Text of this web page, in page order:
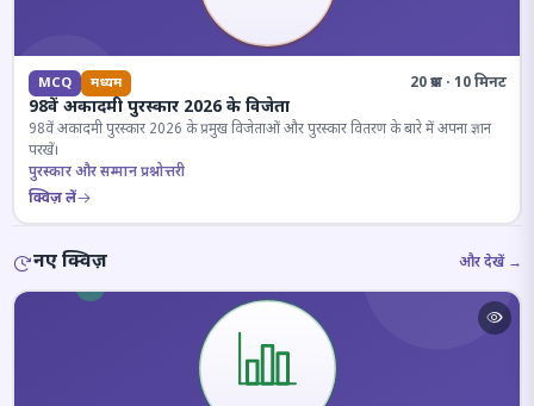
MCQ मध्यम 20 प्रश्न · 10 मिनट
98वें अकादमी पुरस्कार 2026 के विजेता
98वें अकादमी पुरस्कार 2026 के प्रमुख विजेताओं और पुरस्कार वितरण के बारे में अपना ज्ञान
परखें।
पुरस्कार और सम्मान प्रश्नोत्तरी
क्विज़ लें
नए क्विज़ और देखें →